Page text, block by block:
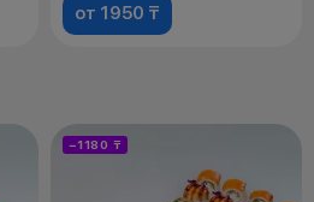
от 1950 ₸
−1180 ₸